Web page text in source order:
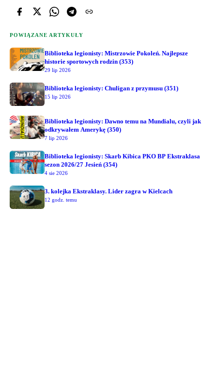
POWIĄZANE ARTYKUŁY
Biblioteka legionisty: Mistrzowie Pokoleń. Najlepsze
historie sportowych rodzin (353)
29 lip 2026
Biblioteka legionisty: Chuligan z przymusu (351)
15 lip 2026
Biblioteka legionisty: Dawno temu na Mundialu, czyli jak
odkrywałem Amerykę (350)
7 lip 2026
Biblioteka legionisty: Skarb Kibica PKO BP Ekstraklasa
sezon 2026/27 Jesień (354)
4 sie 2026
3. kolejka Ekstraklasy. Lider zagra w Kielcach
12 godz. temu